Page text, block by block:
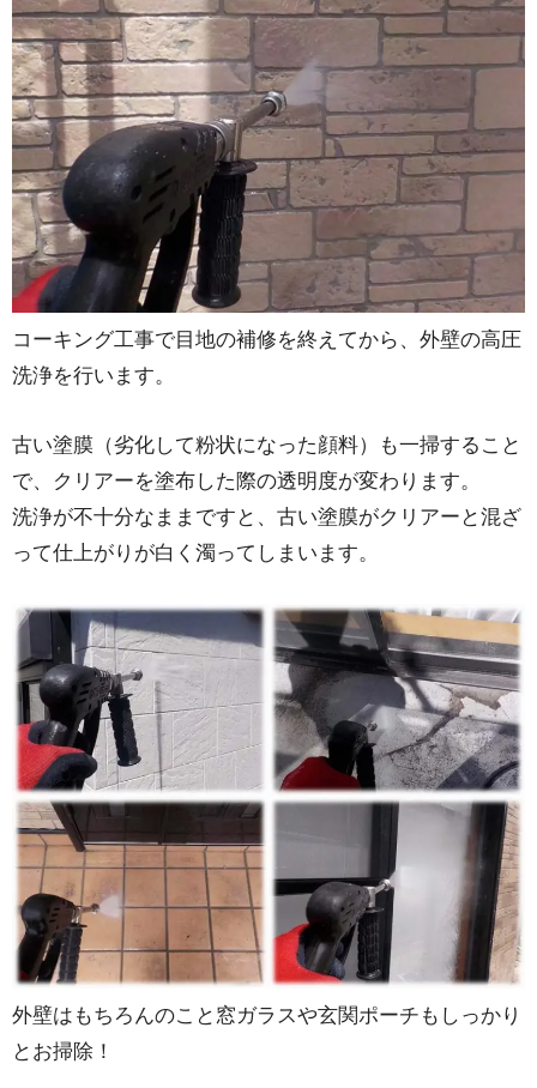
コーキング工事で目地の補修を終えてから、外壁の高圧
洗浄を行います。
古い塗膜（劣化して粉状になった顔料）も一掃すること
で、クリアーを塗布した際の透明度が変わります。
洗浄が不十分なままですと、古い塗膜がクリアーと混ざ
って仕上がりが白く濁ってしまいます。
外壁はもちろんのこと窓ガラスや玄関ポーチもしっかり
とお掃除！